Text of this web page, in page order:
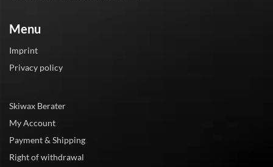
Menu
Imprint
Privacy policy
Skiwax Berater
My Account
Payment & Shipping
Right of withdrawal